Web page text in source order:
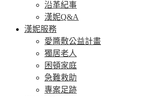
沿革紀事
漢妮Q&A
漢妮服務
愛醬敷公益計畫
獨居老人
困頓家庭
急難救助
專案足跡